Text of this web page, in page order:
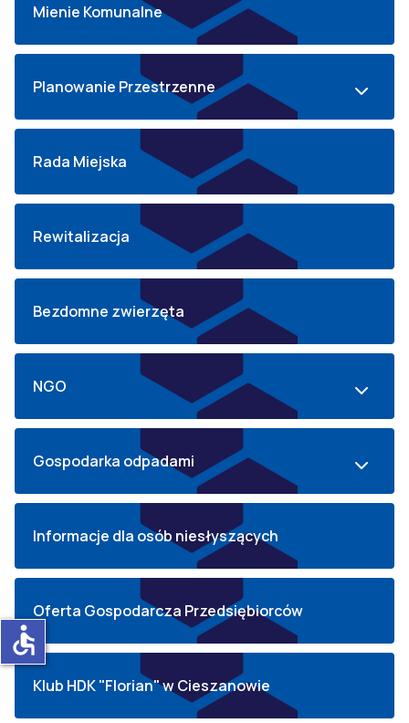
Mienie Komunalne
Planowanie Przestrzenne
Rada Miejska
Rewitalizacja
Bezdomne zwierzęta
NGO
Gospodarka odpadami
Informacje dla osób niesłyszących
Oferta Gospodarcza Przedsiębiorców
Klub HDK "Florian" w Cieszanowie
accessible